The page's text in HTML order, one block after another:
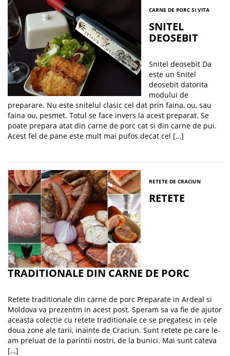
CARNE DE PORC SI VITA
SNITEL
DEOSEBIT
Snitel deosebit Da
este un Snitel
deosebit datorita
modului de
preparare. Nu este snitelul clasic cel dat prin faina, ou, sau
faina ou, pesmet. Totul se face invers la acest preparat. Se
poate prepara atat din carne de porc cat si din carne de pui.
Acest fel de pane este mult mai pufos decat cel […]
RETETE DE CRACIUN
RETETE
TRADITIONALE DIN CARNE DE PORC
Retete traditionale din carne de porc Preparate in Ardeal si
Moldova va prezentm in acest post. Speram sa va fie de ajutor
aceasta colectie cu retete traditionale ce se pregatesc in cele
doua zone ale tarii, inainte de Craciun. Sunt retete pe care le-
am preluat de la parintii nostri, de la bunici. Mai sunt cateva
[…]